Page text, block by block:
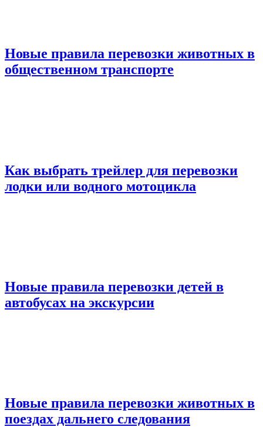
Новые правила перевозки животных в
общественном транспорте
Как выбрать трейлер для перевозки
лодки или водного мотоцикла
Новые правила перевозки детей в
автобусах на экскурсии
Новые правила перевозки животных в
поездах дальнего следования